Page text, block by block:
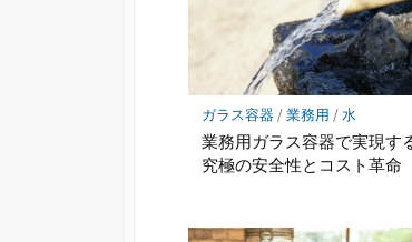
ガラス容器/業務用 /水
業務用ガラス容器で実現す
究極の安全性とコスト革命